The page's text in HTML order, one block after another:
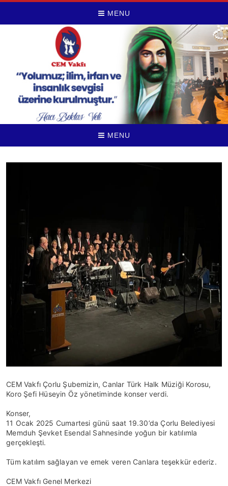
MENU
MENU
CEM Vakfı Çorlu Şubemizin, Canlar Türk Halk Müziği Korosu,
Koro Şefi Hüseyin Öz yönetiminde konser verdi.
Konser,
11 Ocak 2025 Cumartesi günü saat 19.30’da Çorlu Belediyesi
Memduh Şevket Esendal Sahnesinde yoğun bir katılımla
gerçekleşti.
Tüm katılım sağlayan ve emek veren Canlara teşekkür ederiz.
CEM Vakfı Genel Merkezi